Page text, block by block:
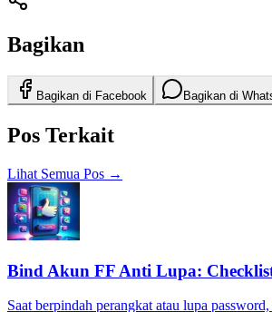
Bagikan
Bagikan di Facebook Bagikan di
Pos Terkait
Lihat Semua Pos →
Bind Akun FF Anti Lupa:
Saat berpindah perangkat atau lupa